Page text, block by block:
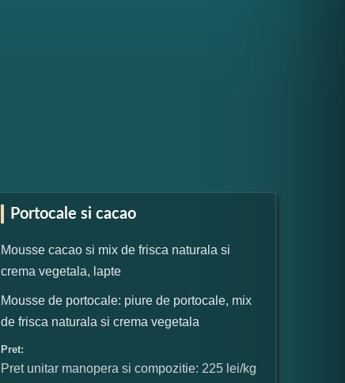
Portocale si cacao
Mousse cacao si mix de frisca naturala si
crema vegetala, lapte
Mousse de portocale: piure de portocale, mix
de frisca naturala si crema vegetala
Pret:
Pret unitar manopera si compozitie: 225 lei/kg